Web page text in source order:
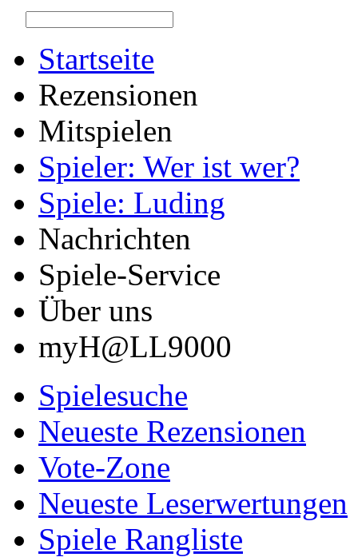
Startseite
Rezensionen
Mitspielen
Spieler: Wer ist wer?
Spiele: Luding
Nachrichten
Spiele-Service
Über uns
myH@LL9000
Spielesuche
Neueste Rezensionen
Vote-Zone
Neueste Leserwertungen
Spiele Rangliste